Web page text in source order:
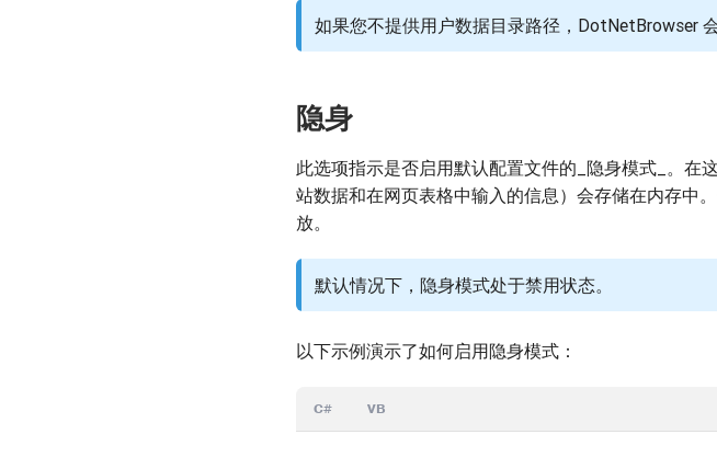
如果您不提供用户数据目录路径，DotNetBrowser
隐身
此选项指示是否启用默认配置文件的_隐身模式_。在
站数据和在网页表格中输入的信息）会存储在内存中
放。
默认情况下，隐身模式处于禁用状态。
以下示例演示了如何启用隐身模式：
C# VB